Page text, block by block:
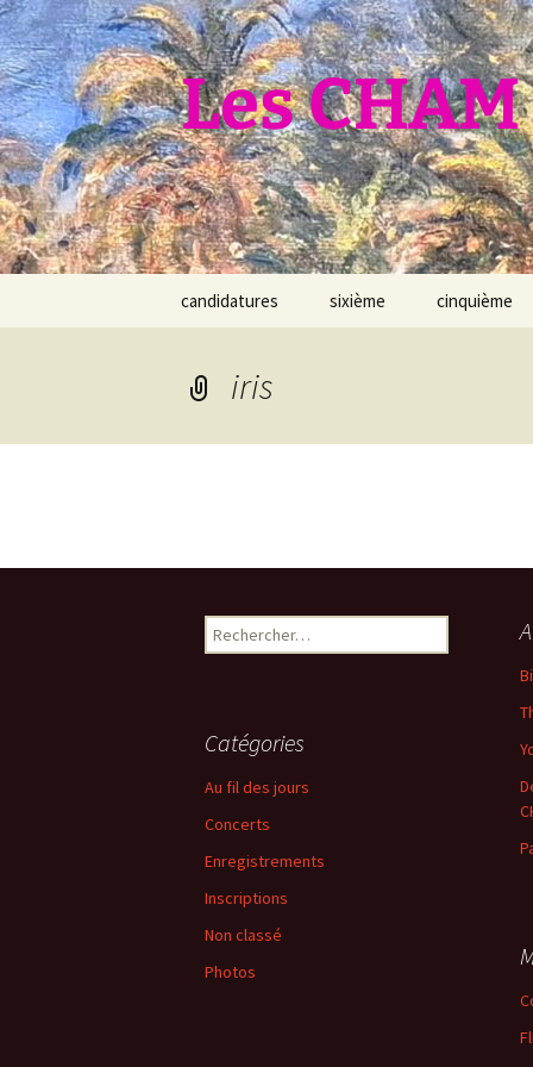
Aller
au
contenu
Les
candidatures sixième cinquième
iris
←
Rechercher :
Catégories
Au fil des jours
Concerts
Enregistrements
Inscriptions
Non classé
Photos